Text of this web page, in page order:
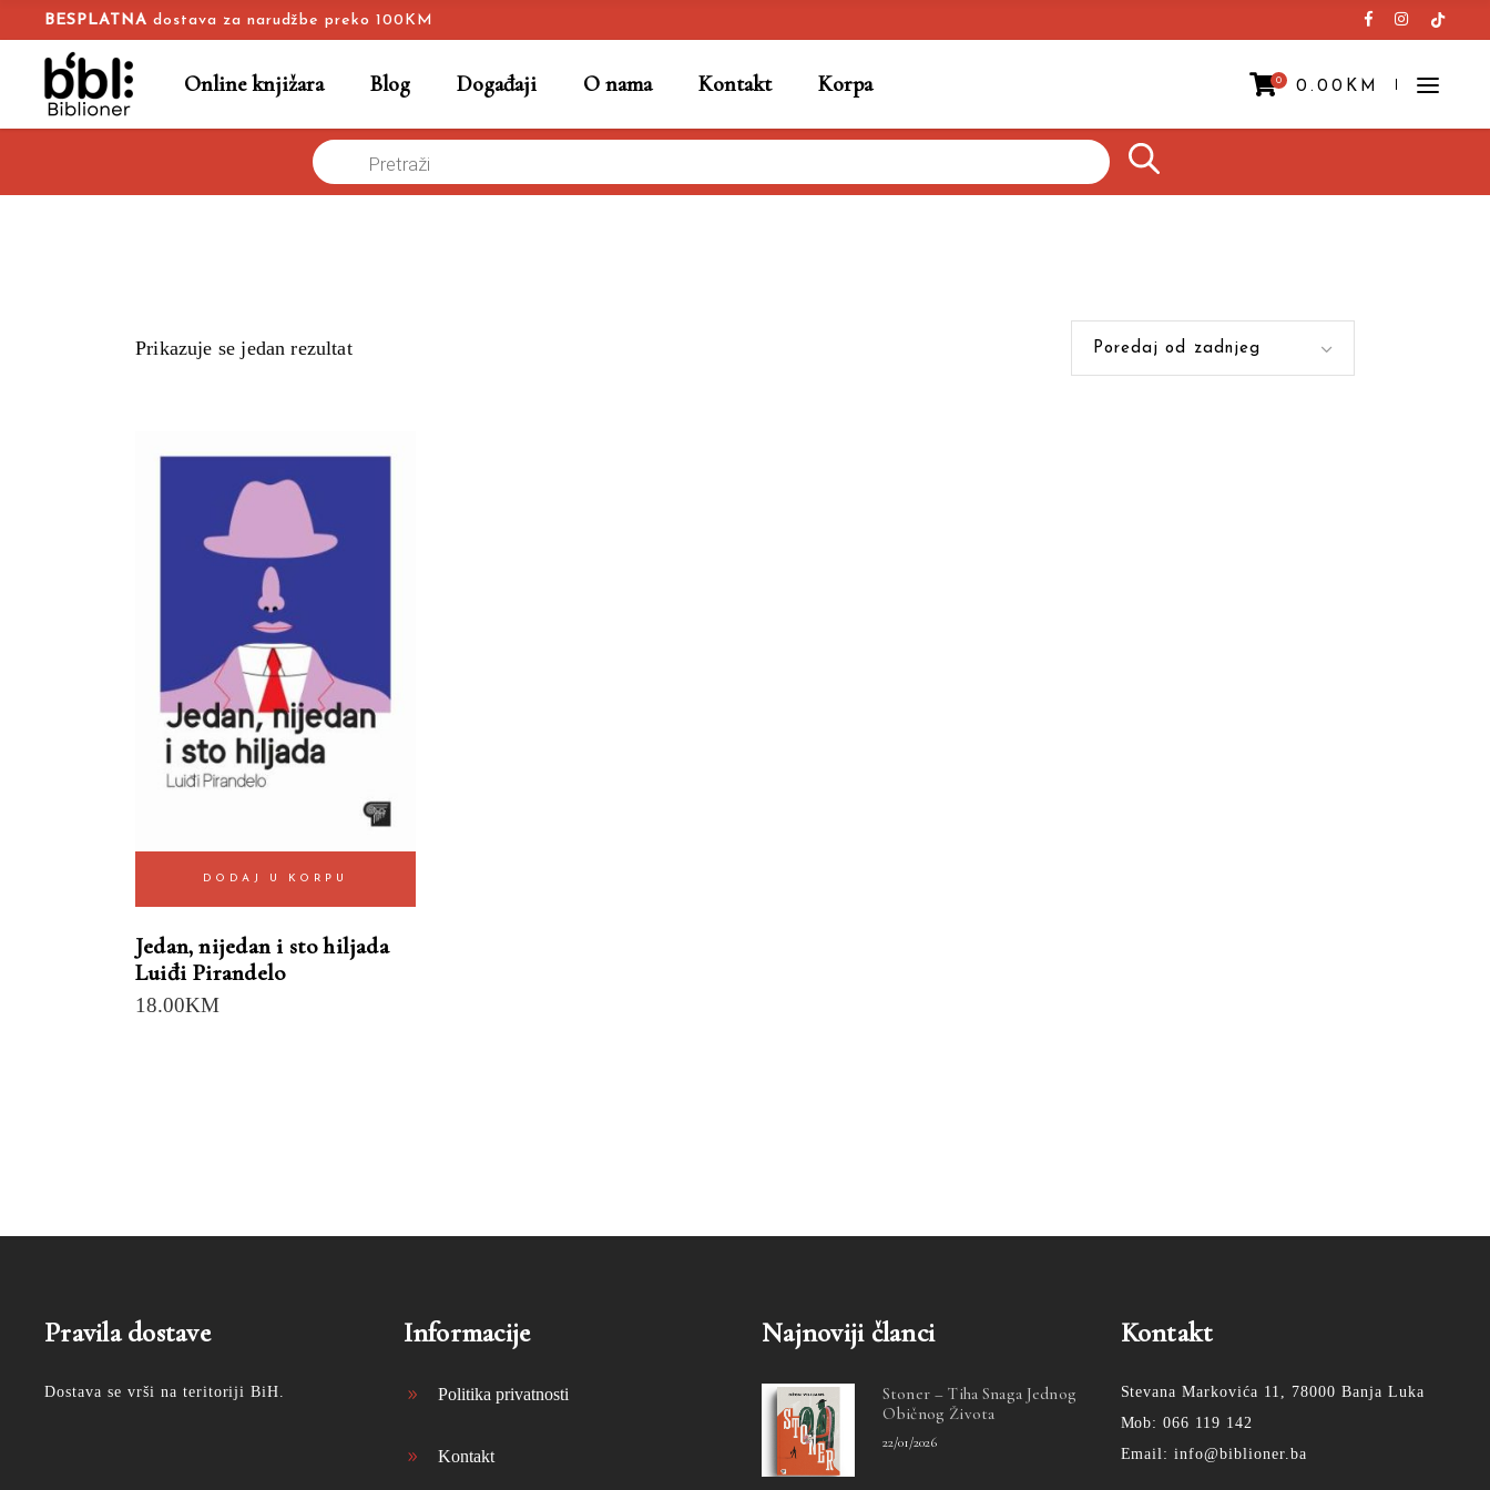
BESPLATNA dostava za narudžbe preko 100KM
Online knjižara Blog Događaji O nama Kontakt Korpa 0 0.00 KM
Prazna korpa.
Products
search
Prikazuje se jedan rezultat Poredaj od zadnjeg
DODAJ U KORPU
Jedan, nijedan i sto hiljada
Luiđi Pirandelo
18.00KM
Pravila dostave
Dostava se vrši na teritoriji BiH.
Informacije
Politika privatnosti
Kontakt
Najnoviji članci
Stoner – Tiha Snaga Jednog
Običnog Života
22/01/2026
Kontakt
Stevana Markovića 11, 78000 Banja Luka
Mob: 066 119 142
Email: info@biblioner.ba